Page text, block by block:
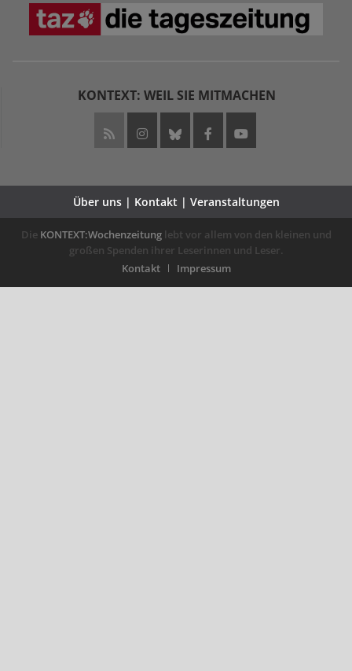
KONTEXT: WEIL SIE MITMACHEN
Über uns | Kontakt | Veranstaltungen
Die KONTEXT:Wochenzeitunglebt vor allem von den kleinen und
großen Spenden ihrer Leserinnen und Leser.
Kontakt
Impressum